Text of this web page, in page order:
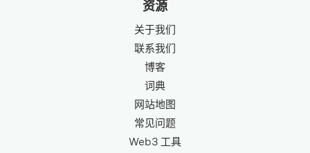
资源
关于我们
联系我们
博客
词典
网站地图
常见问题
Web3 工具